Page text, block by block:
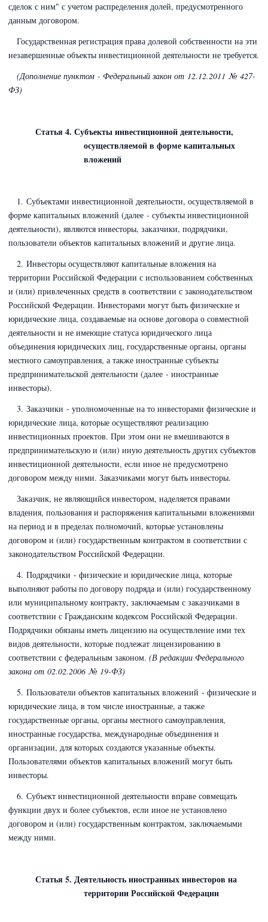
сделок с ним" с учетом распределения долей, предусмотренного
данным договором.
Государственная регистрация права долевой собственности на эти
незавершенные объекты инвестиционной деятельности не требуется.
(Дополнение пунктом - Федеральный закон от 12.12.2011 № 427-
ФЗ)
Статья 4. Субъекты инвестиционной деятельности,
осуществляемой в форме капитальных
вложений
1. Субъектами инвестиционной деятельности, осуществляемой в
форме капитальных вложений (далее - субъекты инвестиционной
деятельности), являются инвесторы, заказчики, подрядчики,
пользователи объектов капитальных вложений и другие лица.
2. Инвесторы осуществляют капитальные вложения на
территории Российской Федерации с использованием собственных
и (или) привлеченных средств в соответствии с законодательством
Российской Федерации. Инвесторами могут быть физические и
юридические лица, создаваемые на основе договора о совместной
деятельности и не имеющие статуса юридического лица
объединения юридических лиц, государственные органы, органы
местного самоуправления, а также иностранные субъекты
предпринимательской деятельности (далее - иностранные
инвесторы).
3. Заказчики - уполномоченные на то инвесторами физические и
юридические лица, которые осуществляют реализацию
инвестиционных проектов. При этом они не вмешиваются в
предпринимательскую и (или) иную деятельность других субъектов
инвестиционной деятельности, если иное не предусмотрено
договором между ними. Заказчиками могут быть инвесторы.
Заказчик, не являющийся инвестором, наделяется правами
владения, пользования и распоряжения капитальными вложениями
на период и в пределах полномочий, которые установлены
договором и (или) государственным контрактом в соответствии с
законодательством Российской Федерации.
4. Подрядчики - физические и юридические лица, которые
выполняют работы по договору подряда и (или) государственному
или муниципальному контракту, заключаемым с заказчиками в
соответствии с Гражданским кодексом Российской Федерации.
Подрядчики обязаны иметь лицензию на осуществление ими тех
видов деятельности, которые подлежат лицензированию в
соответствии с федеральным законом. (В редакции Федерального
закона от 02.02.2006 № 19-ФЗ)
5. Пользователи объектов капитальных вложений - физические и
юридические лица, в том числе иностранные, а также
государственные органы, органы местного самоуправления,
иностранные государства, международные объединения и
организации, для которых создаются указанные объекты.
Пользователями объектов капитальных вложений могут быть
инвесторы.
6. Субъект инвестиционной деятельности вправе совмещать
функции двух и более субъектов, если иное не установлено
договором и (или) государственным контрактом, заключаемыми
между ними.
Статья 5. Деятельность иностранных инвесторов на
территории Российской Федерации